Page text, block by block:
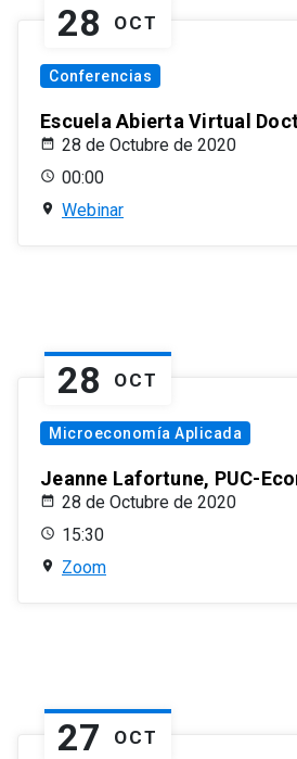
28 OCT
Conferencias
Escuela Abierta Virtual
28 de Octubre de 2020
00:00
Webinar
28 OCT
Microeconomía Aplicada
Jeanne Lafortune, PUC-
28 de Octubre de 2020
15:30
Zoom
27 OCT